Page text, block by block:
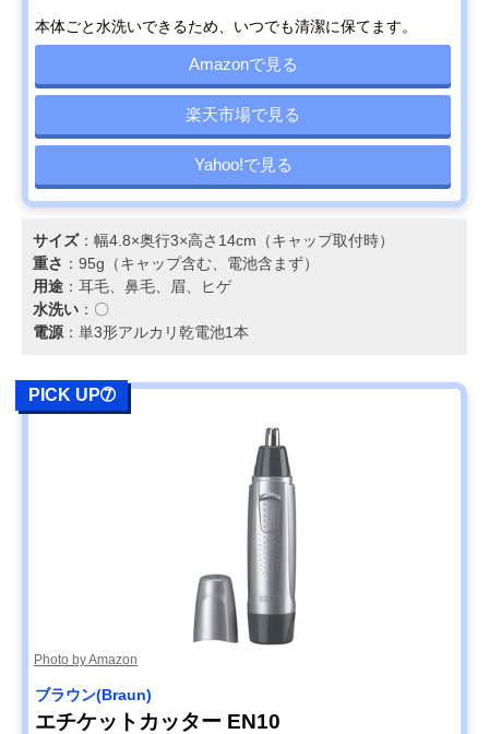
本体ごと水洗いできるため、いつでも清潔に保てます。
Amazonで見る
楽天市場で見る
Yahoo!で見る
サイズ：幅4.8×奥行3×高さ14cm（キャップ取付時）
重さ ：95g（キャップ含む、電池含まず）
用途 ：耳毛、鼻毛、眉、ヒゲ
水洗い ：〇
電源 ：単3形アルカリ乾電池1本
PICK UP➆
Photo by Amazon
ブラウン(Braun)
エチケットカッター EN10